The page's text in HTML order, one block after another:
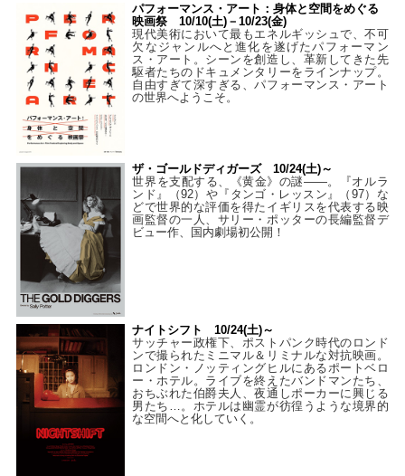
パフォーマンス・アート：身体と空間をめぐる
映画祭 10/10(土)－10/23(金)
現代美術において最もエネルギッシュで、不可
欠なジャンルへと進化を遂げたパフォーマン
ス・アート。シーンを創造し、革新してきた先
駆者たちのドキュメンタリーをラインナップ。
自由すぎて深すぎる、パフォーマンス・アート
の世界へようこそ。
ザ・ゴールドディガーズ 10/24(土)～
世界を支配する、《黄金》の謎――。『オルラ
ンド』（92）や『タンゴ・レッスン』（97）な
どで世界的な評価を得たイギリスを代表する映
画監督の一人、サリー・ポッターの長編監督デ
ビュー作、国内劇場初公開！
ナイトシフト 10/24(土)～
サッチャー政権下、ポストパンク時代のロンド
ンで撮られたミニマル＆リミナルな対抗映画。
ロンドン・ノッティングヒルにあるポートベロ
ー・ホテル。ライブを終えたバンドマンたち、
おちぶれた伯爵夫人、夜通しポーカーに興じる
男たち…。ホテルは幽霊が彷徨うような境界的
な空間へと化していく。